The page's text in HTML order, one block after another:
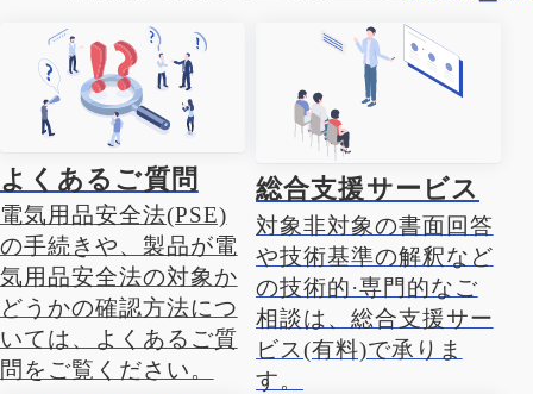
よくあるご質問
電気用品安全法(PSE)
の手続きや、製品が電
気用品安全法の対象か
どうかの確認方法につ
いては、よくあるご質
問をご覧ください。
総合支援サービス
対象非対象の書面回答
や技術基準の解釈など
の技術的·専門的なご
相談は、総合支援サー
ビス(有料)で承りま
す。